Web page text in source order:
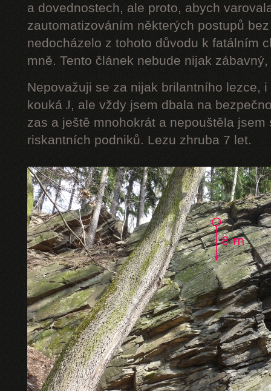
a dovednostech, ale proto, abych
zautomatizováním některých postupů
nedocházelo z tohoto důvodu k fatálním
mně. Tento článek nebude nijak
Nepovažuji se za nijak brilantního lezce,
kouká J, ale vždy jsem dbala na
zas a ještě mnohokrát a nepouštěla
riskantních podniků. Lezu zhruba 7 let.